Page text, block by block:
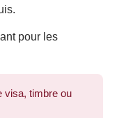
pour les
visa, timbre ou